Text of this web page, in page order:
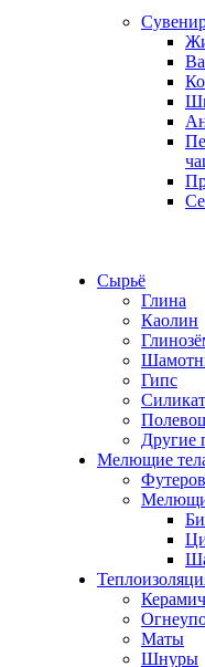
Сырьё
Глина
Каолин
Гипс
Другие
Мелющие
Маты
Шнуры